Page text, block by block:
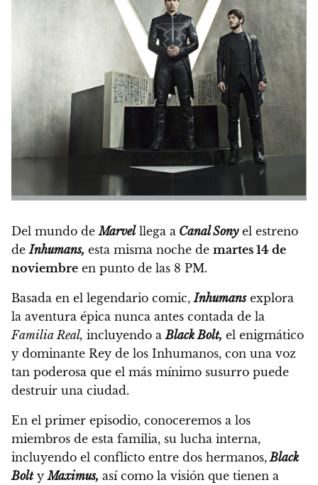
Del mundo deMarvelllega a Canal Sonyel estreno
deInhumans, esta misma noche de martes 14 de
noviembre en punto de las 8 PM.
Basada en el legendario comic,Inhumansexplora
la aventura épica nunca antes contada de la
Familia Real, incluyendo aBlack Bolt, el enigmático
y dominante Rey de los Inhumanos, con una voz
tan poderosa que el más mínimo susurro puede
destruir una ciudad.
En el primer episodio, conoceremos a los
miembros de esta familia, su lucha interna,
incluyendo el conflicto entre dos hermanos,Black
BoltyMaximus, así como la visión que tienen a